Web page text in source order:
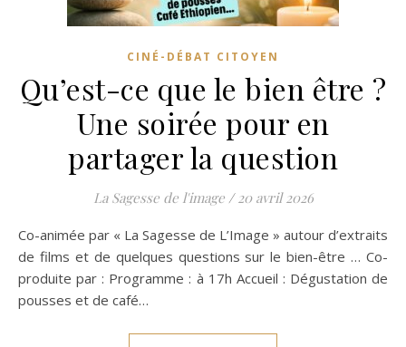
CINÉ-DÉBAT CITOYEN
Qu’est-ce que le bien être ?
Une soirée pour en
partager la question
La Sagesse de l'image / 20 avril 2026
Co-animée par « La Sagesse de L’Image » autour d’extraits
de films et de quelques questions sur le bien-être … Co-
produite par : Programme : à 17h Accueil : Dégustation de
pousses et de café…